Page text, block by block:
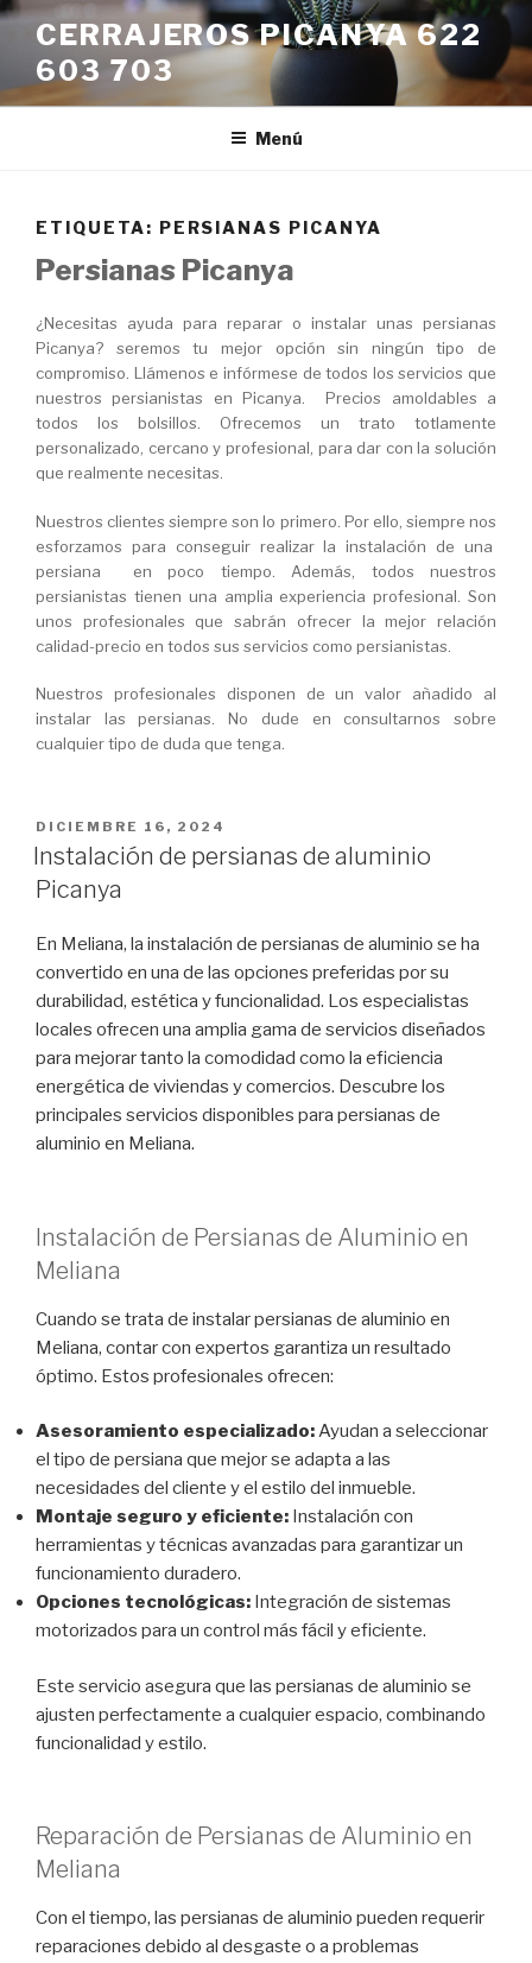
Saltar
contenido
CERRAJEROS PICANYA 622
603 703
Menú
ETIQUETA: PERSIANAS PICANYA
Persianas Picanya
¿Necesitas ayuda para reparar o instalar unas persianas
Picanya? seremos tu mejor opción sin ningún tipo de
compromiso. Llámenos e infórmese de todos los servicios que
nuestros persianistas en Picanya. Precios amoldables a
todos los bolsillos. Ofrecemos un trato totlamente
personalizado, cercano y profesional, para dar con la solución
que realmente necesitas.
Nuestros clientes siempre son lo primero. Por ello, siempre nos
esforzamos para conseguir realizar la instalación de una
persiana en poco tiempo. Además, todos nuestros
persianistas tienen una amplia experiencia profesional. Son
unos profesionales que sabrán ofrecer la mejor relación
calidad-precio en todos sus servicios como persianistas.
Nuestros profesionales disponen de un valor añadido al
instalar las persianas. No dude en consultarnos sobre
cualquier tipo de duda que tenga.
PUBLICADO
EL
DICIEMBRE 16, 2024
Instalación de persianas de aluminio
Picanya
En Meliana, la instalación de persianas de aluminio se ha
convertido en una de las opciones preferidas por su
durabilidad, estética y funcionalidad. Los especialistas
locales ofrecen una amplia gama de servicios diseñados
para mejorar tanto la comodidad como la eficiencia
energética de viviendas y comercios. Descubre los
principales servicios disponibles para persianas de
aluminio en Meliana.
Instalación de Persianas de Aluminio en
Meliana
Cuando se trata de instalar persianas de aluminio en
Meliana, contar con expertos garantiza un resultado
óptimo. Estos profesionales ofrecen:
Asesoramiento especializado:Ayudan a seleccionar
el tipo de persiana que mejor se adapta a las
necesidades del cliente y el estilo del inmueble.
Montaje seguro y eficiente: Instalación con
herramientas y técnicas avanzadas para garantizar un
funcionamiento duradero.
Opciones tecnológicas: Integración de sistemas
motorizados para un control más fácil y eficiente.
Este servicio asegura que las persianas de aluminio se
ajusten perfectamente a cualquier espacio, combinando
funcionalidad y estilo.
Reparación de Persianas de Aluminio en
Meliana
Con el tiempo, las persianas de aluminio pueden requerir
reparaciones debido al desgaste o a problemas